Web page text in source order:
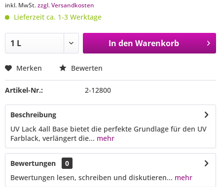
inkl. MwSt.zzgl. Versandkosten
Lieferzeit ca. 1-3 Werktage
In den Warenkorb
Merken Bewerten
Artikel-Nr.: 2-12800
Beschreibung
UV Lack 4all Base bietet die perfekte Grundlage für den UV
Farblack, verlängert die... mehr
Bewertungen
0
Bewertungen lesen, schreiben und diskutieren... mehr